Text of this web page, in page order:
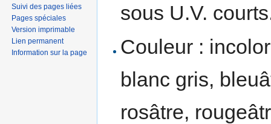
sous U.V.
Couleur :
blanc gris,
rosâtre,
Suivi des pages liées
Pages spéciales
Version imprimable
Lien permanent
Information sur la page